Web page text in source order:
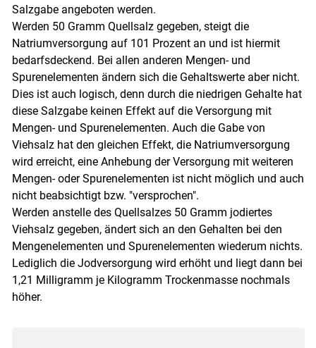
Salzgabe angeboten werden.
Werden 50 Gramm Quellsalz gegeben, steigt die
Natriumversorgung auf 101 Prozent an und ist hiermit
bedarfsdeckend. Bei allen anderen Mengen- und
Spurenelementen ändern sich die Gehaltswerte aber nicht.
Dies ist auch logisch, denn durch die niedrigen Gehalte hat
diese Salzgabe keinen Effekt auf die Versorgung mit
Mengen- und Spurenelementen. Auch die Gabe von
Viehsalz hat den gleichen Effekt, die Natriumversorgung
wird erreicht, eine Anhebung der Versorgung mit weiteren
Mengen- oder Spurenelementen ist nicht möglich und auch
nicht beabsichtigt bzw. "versprochen".
Werden anstelle des Quellsalzes 50 Gramm jodiertes
Viehsalz gegeben, ändert sich an den Gehalten bei den
Mengenelementen und Spurenelementen wiederum nichts.
Lediglich die Jodversorgung wird erhöht und liegt dann bei
1,21 Milligramm je Kilogramm Trockenmasse nochmals
höher.